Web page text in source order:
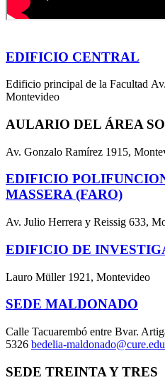
EDIFICIO CENTRAL
Edificio principal de la Facultad
Montevideo
AULARIO DEL ÁREA
Av. Gonzalo Ramírez 1915,
EDIFICIO
MASSERA (FARO)
Av. Julio Herrera y Reissig 633,
EDIFICIO DE
Lauro Müller 1921, Montevideo
SEDE MALDONADO
Calle Tacuarembó entre Bvar.
5326 bedelia-
SEDE TREINTA Y TRES